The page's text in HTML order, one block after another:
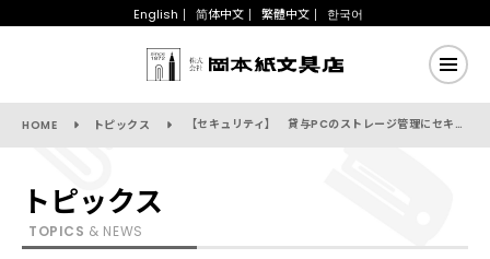
English 简体中文 繁體中文 한국어
HOME トピックス 【セキュリティ】 貸与PCのストレージ管理にセキュリティシール！ ヒサゴ社
トピックス
TOPICS & NEWS